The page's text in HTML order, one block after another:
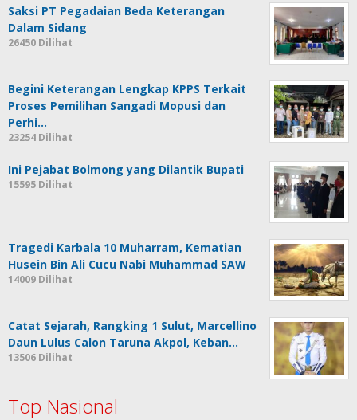
Saksi PT Pegadaian Beda Keterangan
Dalam Sidang
26450 Dilihat
Begini Keterangan Lengkap KPPS Terkait
Proses Pemilihan Sangadi Mopusi dan
Perhi…
23254 Dilihat
Ini Pejabat Bolmong yang Dilantik Bupati
15595 Dilihat
Tragedi Karbala 10 Muharram, Kematian
Husein Bin Ali Cucu Nabi Muhammad SAW
14009 Dilihat
Catat Sejarah, Rangking 1 Sulut, Marcellino
Daun Lulus Calon Taruna Akpol, Keban…
13506 Dilihat
Top Nasional